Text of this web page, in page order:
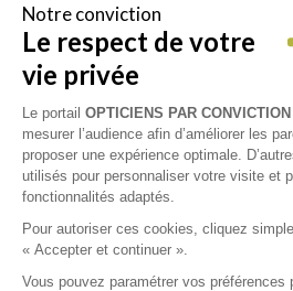
Vous êtes un
vous souhaitez nous
Contactez Alliance Optic,
d’accompagnement des
Notre conviction
Le respect de votre
vie privée
Le portail OPTICIENS PAR CONVICTION
mesurer l’audience afin d’améliorer les
proposer une expérience optimale.
utilisés pour personnaliser votre visite et
fonctionnalités adaptés.
Pour autoriser ces cookies, cliquez
« Accepter et continuer ».
Vous pouvez paramétrer vos préférences